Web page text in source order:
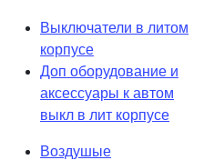
Выключатели в литом
корпусе
Доп оборудование и
аксессуары к автом
выкл в лит корпусе
Воздушые